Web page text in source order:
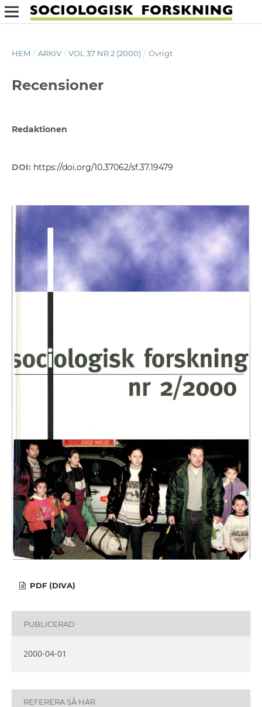
HEM / ARKIV / VOL 37 NR 2 (2000) / Övrigt
Recensioner
Redaktionen
DOI: https://doi.org/10.37062/sf.37.19479
PDF (DIVA)
PUBLICERAD
2000-04-01
REFERERA SÅ HÄR